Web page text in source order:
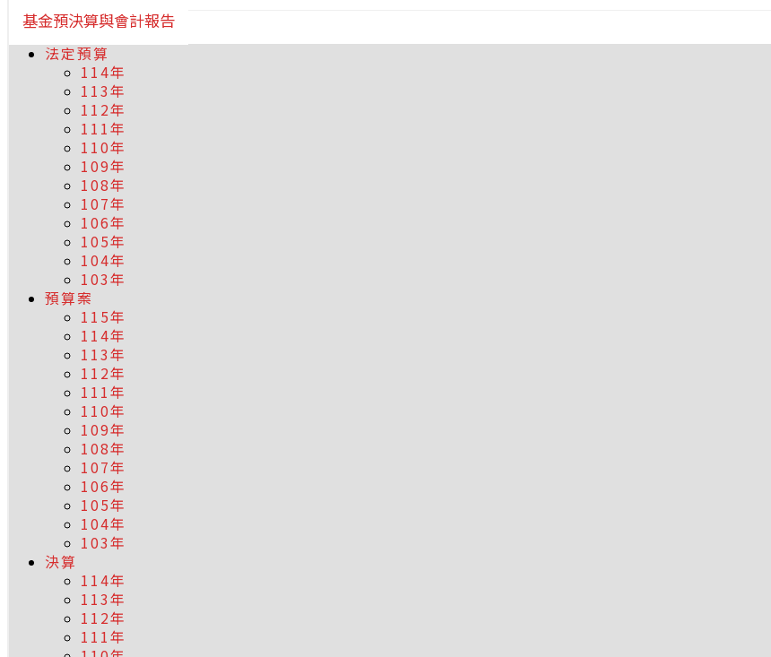
基金預決算與會計報告
法定預算
114年
113年
112年
111年
110年
109年
108年
107年
106年
105年
104年
103年
預算案
115年
114年
113年
112年
111年
110年
109年
108年
107年
106年
105年
104年
103年
決算
114年
113年
112年
111年